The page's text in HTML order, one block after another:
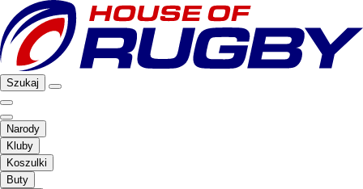
Szukaj
Narody
Kluby
Koszulki
Buty